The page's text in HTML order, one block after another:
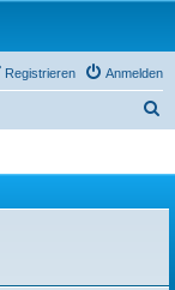
Anmelden
Registrieren